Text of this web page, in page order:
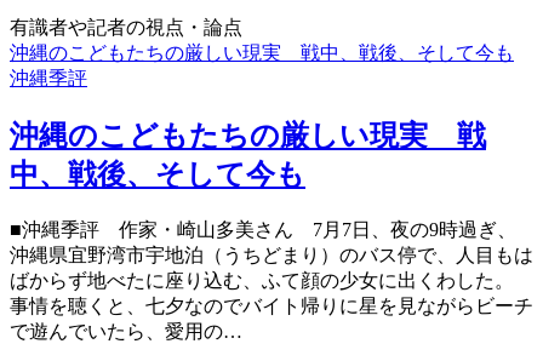
有識者や記者の視点・論点
沖縄のこどもたちの厳しい現実 戦中、戦後、そして今も
沖縄季評
沖縄のこどもたちの厳しい現実 戦
中、戦後、そして今も
■沖縄季評 作家・崎山多美さん 7月7日、夜の9時過ぎ、
沖縄県宜野湾市宇地泊（うちどまり）のバス停で、人目もは
ばからず地べたに座り込む、ふて顔の少女に出くわした。
事情を聴くと、七夕なのでバイト帰りに星を見ながらビーチ
で遊んでいたら、愛用の…